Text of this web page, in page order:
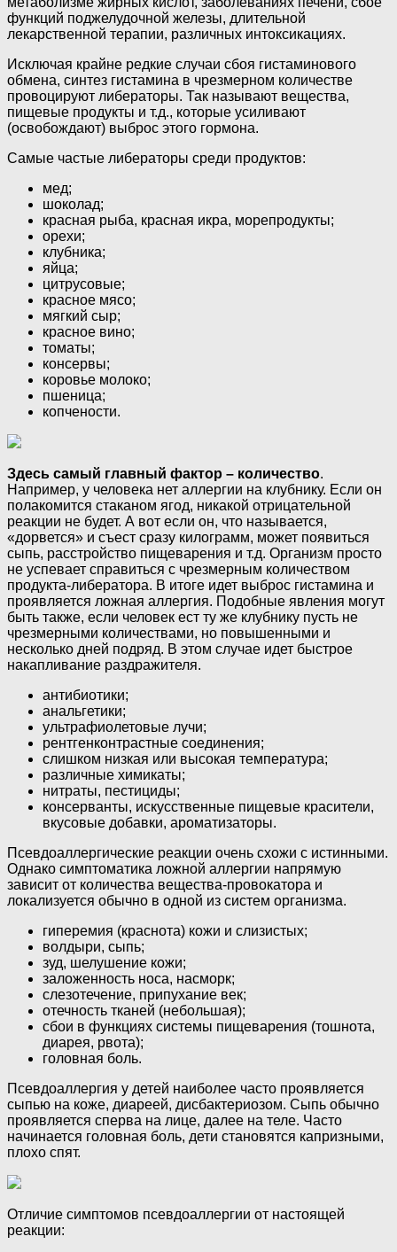
функций поджелудочной железы, длительной
лекарственной терапии, различных интоксикациях.
Исключая крайне редкие случаи сбоя гистаминового
обмена, синтез гистамина в чрезмерном количестве
провоцируют либераторы. Так называют вещества,
пищевые продукты и т.д., которые усиливают
(освобождают) выброс этого гормона.
Самые частые либераторы среди продуктов:
мед;
шоколад;
красная рыба, красная икра, морепродукты;
орехи;
клубника;
яйца;
цитрусовые;
красное мясо;
мягкий сыр;
красное вино;
томаты;
консервы;
коровье молоко;
пшеница;
копчености.
Здесь самый главный фактор – количество.
Например, у человека нет аллергии на клубнику. Если он
полакомится стаканом ягод, никакой отрицательной
реакции не будет. А вот если он, что называется,
«дорвется» и съест сразу килограмм, может появиться
сыпь, расстройство пищеварения и т.д. Организм просто
не успевает справиться с чрезмерным количеством
продукта-либератора. В итоге идет выброс гистамина и
проявляется ложная аллергия. Подобные явления могут
быть также, если человек ест ту же клубнику пусть не
чрезмерными количествами, но повышенными и
несколько дней подряд. В этом случае идет быстрое
накапливание раздражителя.
антибиотики;
анальгетики;
ультрафиолетовые лучи;
рентгенконтрастные соединения;
слишком низкая или высокая температура;
различные химикаты;
нитраты, пестициды;
консерванты, искусственные пищевые красители,
вкусовые добавки, ароматизаторы.
Псевдоаллергические реакции очень схожи с истинными.
Однако симптоматика ложной аллергии напрямую
зависит от количества вещества-провокатора и
локализуется обычно в одной из систем организма.
гиперемия (краснота) кожи и слизистых;
волдыри, сыпь;
зуд, шелушение кожи;
заложенность носа, насморк;
слезотечение, припухание век;
отечность тканей (небольшая);
сбои в функциях системы пищеварения (тошнота,
диарея, рвота);
головная боль.
Псевдоаллергия у детей наиболее часто проявляется
сыпью на коже, диареей, дисбактериозом. Сыпь обычно
проявляется сперва на лице, далее на теле. Часто
начинается головная боль, дети становятся капризными,
плохо спят.
Отличие симптомов псевдоаллергии от настоящей
реакции: